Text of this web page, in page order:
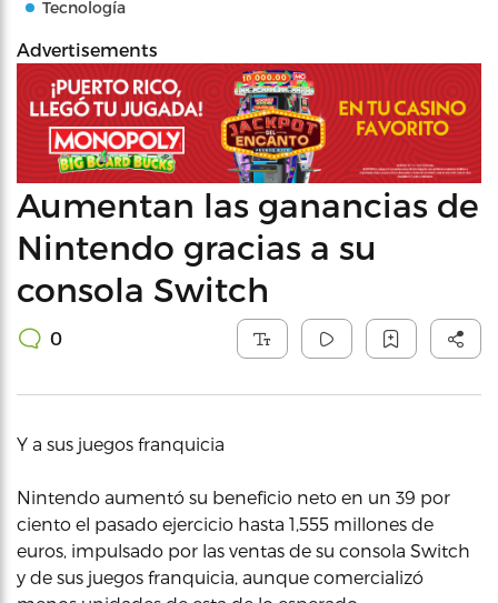
Tecnología
Advertisements
Aumentan las ganancias de
Nintendo gracias a su
consola Switch
0
Y a sus juegos franquicia
Nintendo aumentó su beneficio neto en un 39 por
ciento el pasado ejercicio hasta 1,555 millones de
euros, impulsado por las ventas de su consola Switch
y de sus juegos franquicia, aunque comercializó